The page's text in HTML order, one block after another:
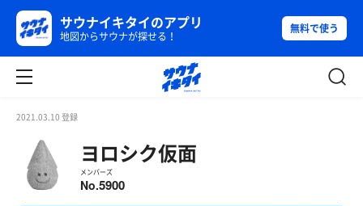
サウナイキタイのアプリ
地図からサウナが探せる！
無料で使う
2021.03.10 登録
ヨロシク仮面
メンバーズ
No.5900